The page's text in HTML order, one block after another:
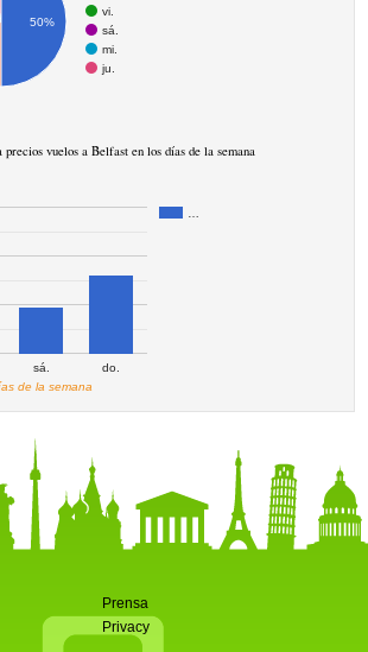
vi.
sá.
mi.
ju.
50%
precios vuelos a Belfast en los días de la semana
sá. do.
de la semana
Prensa
Privacy